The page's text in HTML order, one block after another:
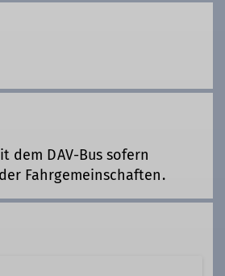
dem DAV-Bus sofern
Fahrgemeinschaften.